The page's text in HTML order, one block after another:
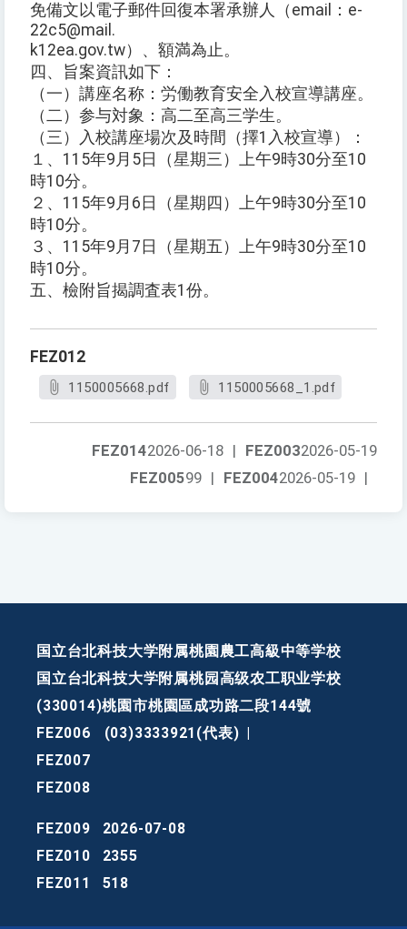
免備文以電子郵件回復本署承辦人（email：e-
22c5@mail.
k12ea.gov.tw）、額満為止。
四、旨案資訊如下：
（一）講座名称：労働教育安全入校宣導講座。
（二）参与対象：高二至高三学生。
（三）入校講座場次及時間（擇1入校宣導）：
１、115年9月5日（星期三）上午9時30分至10
時10分。
２、115年9月6日（星期四）上午9時30分至10
時10分。
３、115年9月7日（星期五）上午9時30分至10
時10分。
五、檢附旨揭調査表1份。
FEZ012
1150005668.pdf 1150005668_1.pdf
FEZ0032026-05-19
FEZ0142026-06-18 |
FEZ0042026-05-19 |
FEZ00599 |
国立台北科技大学附属桃園農工高級中等学校
国立台北科技大学附属桃园高级农工职业学校
(330014)桃園市桃園區成功路二段144號
FEZ006
(03)3333921(代表)
FEZ007
FEZ008
FEZ009
2026-07-08
FEZ010
2355
FEZ011
518